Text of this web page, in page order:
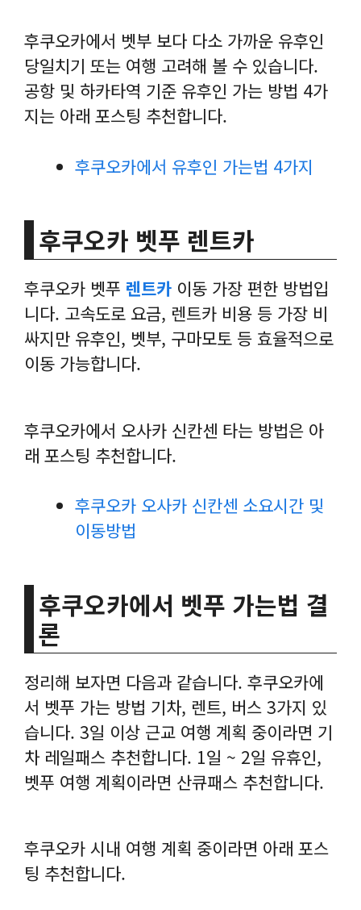
후쿠오카에서 벳부 보다 다소 가까운 유후인
당일치기 또는 여행 고려해 볼 수 있습니다.
공항 및 하카타역 기준 유후인 가는 방법 4가
지는 아래 포스팅 추천합니다.
후쿠오카에서 유후인 가는법 4가지
후쿠오카 벳푸 렌트카
후쿠오카 벳푸 렌트카 이동 가장 편한 방법입
니다. 고속도로 요금, 렌트카 비용 등 가장 비
싸지만 유후인, 벳부, 구마모토 등 효율적으로
이동 가능합니다.
후쿠오카에서 오사카 신칸센 타는 방법은 아
래 포스팅 추천합니다.
후쿠오카 오사카 신칸센 소요시간 및
이동방법
후쿠오카에서 벳푸 가는법 결
론
정리해 보자면 다음과 같습니다. 후쿠오카에
서 벳푸 가는 방법 기차, 렌트, 버스 3가지 있
습니다. 3일 이상 근교 여행 계획 중이라면 기
차 레일패스 추천합니다. 1일 ~ 2일 유휴인,
벳푸 여행 계획이라면 산큐패스 추천합니다.
후쿠오카 시내 여행 계획 중이라면 아래 포스
팅 추천합니다.